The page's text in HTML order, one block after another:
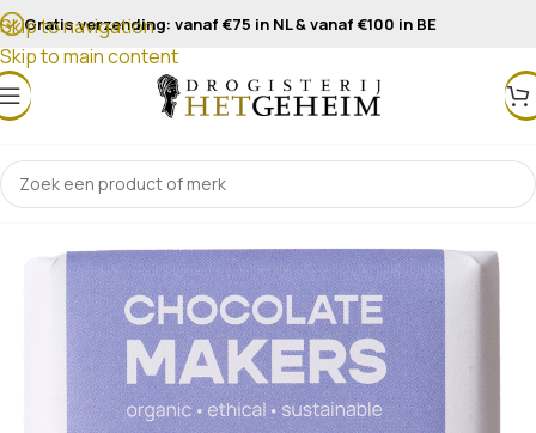
Skip to navigation
Skip to main content
Gratis verzending: vanaf €75 in NL & vanaf €100 in BE